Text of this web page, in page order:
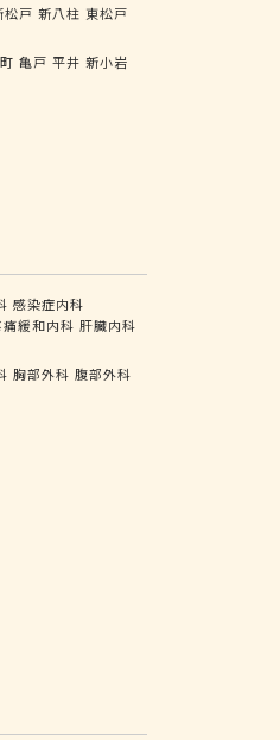
松戸 新八柱 東松戸
亀戸 平井 新小岩
感染症内科
痛緩和内科 肝臓内科
胸部外科 腹部外科